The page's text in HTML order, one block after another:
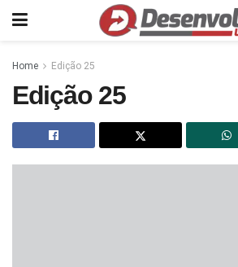
Home Edição 25
Edição 25